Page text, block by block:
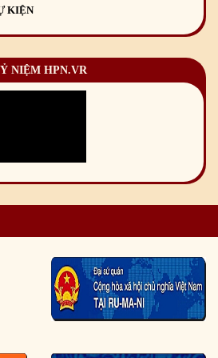
KIỆN
NIỆM HPN.VR